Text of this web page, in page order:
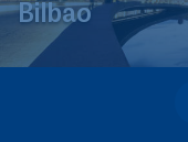
Bilbao